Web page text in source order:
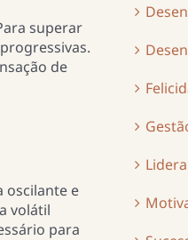
superar
de
oscilante e
volátil
para